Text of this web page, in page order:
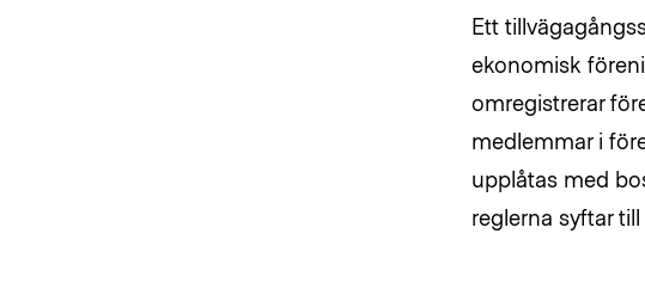
Ett
ekonomisk
omregistrerar
medlemmar i
upplåtas med
reglerna syftar